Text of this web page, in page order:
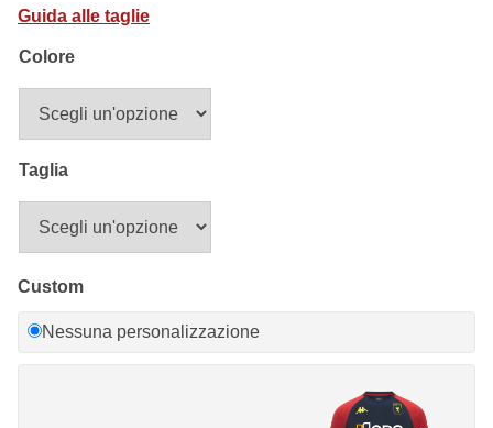
Outlet
Guida alle taglie
Colore
Taglia
Custom
Nessuna personalizzazione